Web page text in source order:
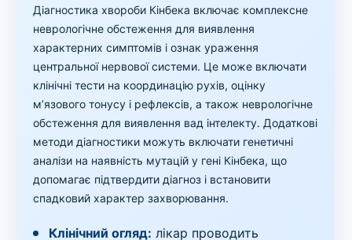
Діагностика хвороби Кінбека включає комплексне
неврологічне обстеження для виявлення
характерних симптомів і ознак ураження
центральної нервової системи. Це може включати
клінічні тести на координацію рухів, оцінку
м’язового тонусу і рефлексів, а також неврологічне
обстеження для виявлення вад інтелекту. Додаткові
методи діагностики можуть включати генетичні
аналізи на наявність мутацій у гені Кінбека, що
допомагає підтвердити діагноз і встановити
спадковий характер захворювання.
Клінічний огляд: лікар проводить